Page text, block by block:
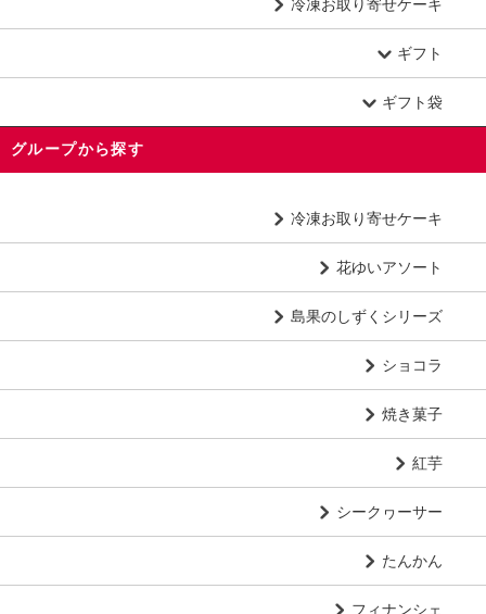
冷凍お取り寄せケーキ
ギフト
ギフト袋
グループから探す
冷凍お取り寄せケーキ
花ゆいアソート
島果のしずくシリーズ
ショコラ
焼き菓子
紅芋
シークヮーサー
たんかん
フィナンシェ